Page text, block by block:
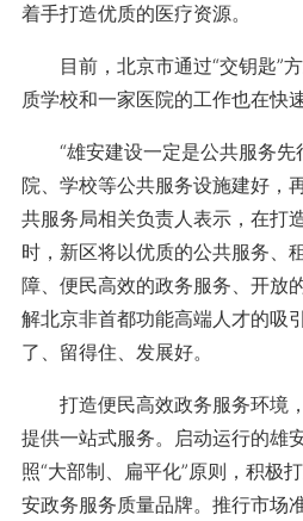
着手打造优质的医疗资源。
目前，北京市通过“交钥匙”
质学校和一家医院的工作也在快
“雄安建设一定是公共服务先
院、学校等公共服务设施建好，
共服务局相关负责人表示，在打
时，新区将以优质的公共服务、
障、便民高效的政务服务、开放
解北京非首都功能高端人才的吸
了、留得住、发展好。
打造便民高效政务服务环境，
提供一站式服务。启动运行的雄
照“大部制、扁平化”原则，积极
安政务服务质量品牌。推行市场